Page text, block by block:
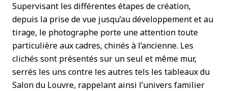
Supervisant les différentes étapes de création,
depuis la prise de vue jusqu’au développement et au
tirage, le photographe porte une attention toute
particulière aux cadres, chinés à l’ancienne. Les
clichés sont présentés sur un seul et même mur,
serrés les uns contre les autres tels les tableaux du
Salon du Louvre, rappelant ainsi l’univers familier